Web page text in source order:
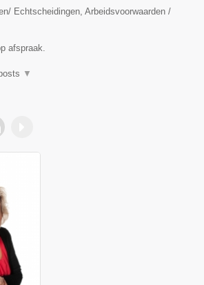
Echtscheidingen, Arbeidsvoorwaarden /
afspraak.
▼